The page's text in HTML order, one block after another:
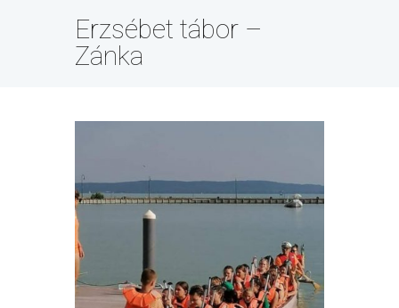
Erzsébet tábor –
Zánka